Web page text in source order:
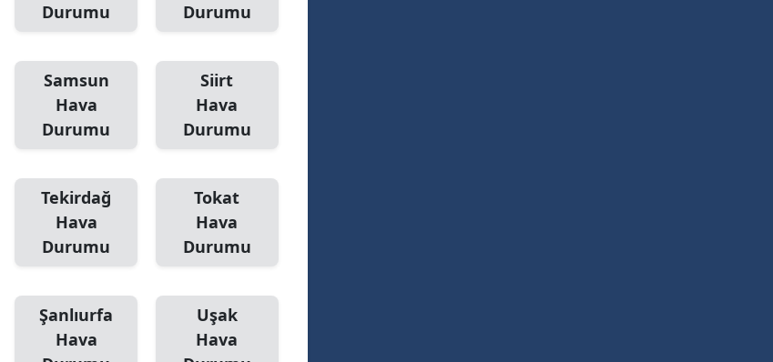
Durumu
Durumu
Samsun
Hava
Durumu
Siirt
Hava
Durumu
Tekirdağ
Hava
Durumu
Tokat
Hava
Durumu
Şanlıurfa
Hava
Uşak
Hava